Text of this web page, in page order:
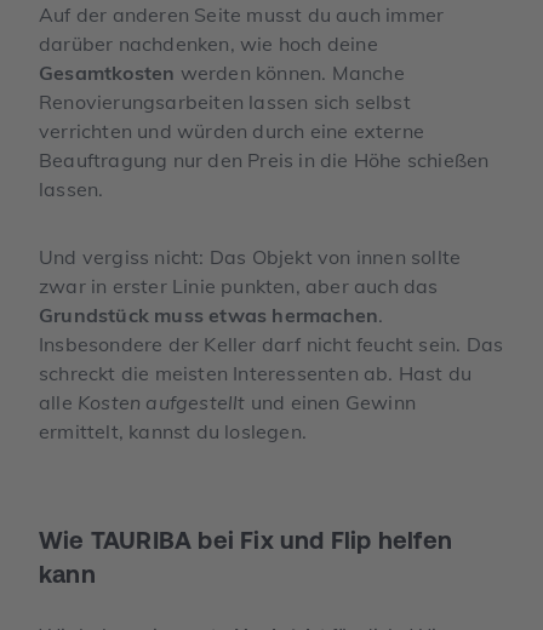
Auf der anderen Seite musst du auch immer
darüber nachdenken, wie hoch deine
Gesamtkosten werden können. Manche
Renovierungsarbeiten lassen sich selbst
verrichten und würden durch eine externe
Beauftragung nur den Preis in die Höhe schießen
lassen.
Und vergiss nicht: Das Objekt von innen sollte
zwar in erster Linie punkten, aber auch das
Grundstück muss etwas hermachen.
Insbesondere der Keller darf nicht feucht sein. Das
schreckt die meisten Interessenten ab. Hast du
alle Kosten aufgestellt und einen Gewinn
ermittelt, kannst du loslegen.
Wie TAURIBA bei Fix und Flip helfen
kann